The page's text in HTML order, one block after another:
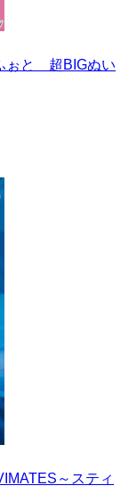
ぉと 超BIGぬい
～スティ